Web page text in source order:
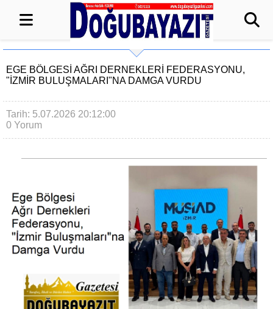
EGE BÖLGESI AĞRI DERNEKLERI FEDERASYONU,
"İZMIR BULUŞMALARI"NA DAMGA VURDU
Tarih: 5.07.2026 20:12:00
0 Yorum